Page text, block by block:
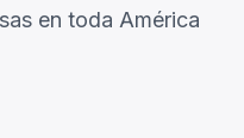
en toda América